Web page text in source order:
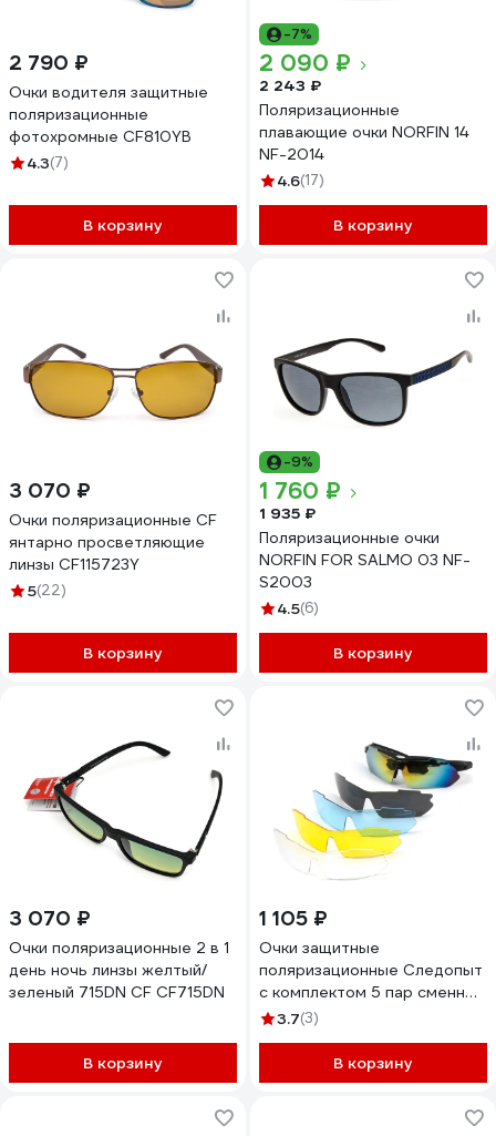
2 790 ₽
Очки водителя защитные
поляризационные
фотохромные CF810YB
4.3(7)
В корзину
-7%
2 090 ₽
2 243 ₽
Поляризационные
плавающие очки NORFIN 14
NF-2014
4.6(17)
В корзину
3 070 ₽
Очки поляризационные CF
янтарно просветляющие
линзы CF115723Y
5(22)
В корзину
-9%
1 760 ₽
1 935 ₽
Поляризационные очки
NORFIN FOR SALMO 03 NF-
S2003
4.5(6)
В корзину
3 070 ₽
Очки поляризационные 2 в 1
день ночь линзы желтый/
зеленый 715DN CF CF715DN
В корзину
1 105 ₽
Очки защитные
поляризационные Следопыт
с комплектом 5 пар сменных
линз PF-PG-01
3.7(3)
В корзину